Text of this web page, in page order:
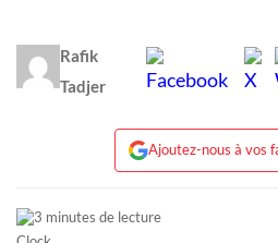
Rafik
Tadjer
Ajoutez-nous à vos
3 minutes de lecture